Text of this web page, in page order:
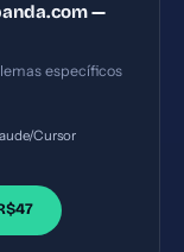
de servidor.
—
específicos
Cursor